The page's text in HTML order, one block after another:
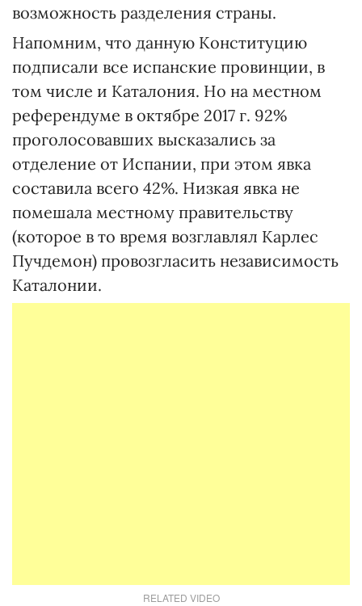
возможность разделения страны.
Напомним, что данную Конституцию
подписали все испанские провинции, в
том числе и Каталония. Но на местном
референдуме в октябре 2017 г. 92%
проголосовавших высказались за
отделение от Испании, при этом явка
составила всего 42%. Низкая явка не
помешала местному правительству
(которое в то время возглавлял Карлес
Пучдемон) провозгласить независимость
Каталонии.
RELATED VIDEO